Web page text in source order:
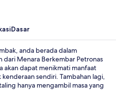
Dasar
anda berada dalam
dari Menara Berkembar Petronas
akan dapat menikmati manfaat
sendiri. Tambahan lagi,
hanya mengambil masa yang